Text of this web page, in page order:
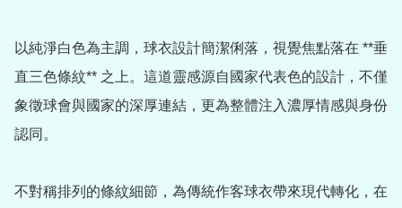
以純淨白色為主調，球衣設計簡潔俐落，視覺焦點落在 **垂
直三色條紋** 之上。這道靈感源自國家代表色的設計，不僅
象徵球會與國家的深厚連結，更為整體注入濃厚情感與身份
認同。
不對稱排列的條紋細節，為傳統作客球衣帶來現代轉化，在